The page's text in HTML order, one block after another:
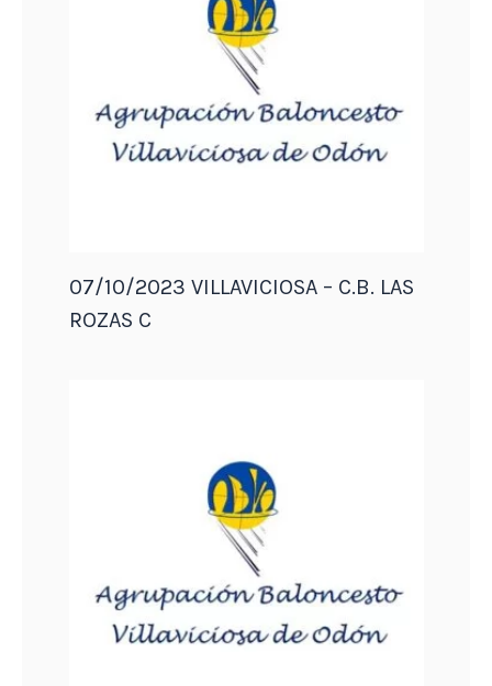
07/10/2023 VILLAVICIOSA – C.B. LAS
ROZAS C